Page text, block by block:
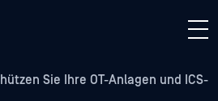
Sie Ihre OT-Anlagen und ICS-